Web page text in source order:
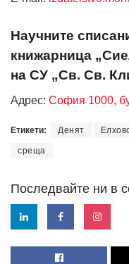
Научните
книжарница
на СУ „Св. Св.
Адрес: София 1000,
Етикети: Денят
среща
Последвайте ни в